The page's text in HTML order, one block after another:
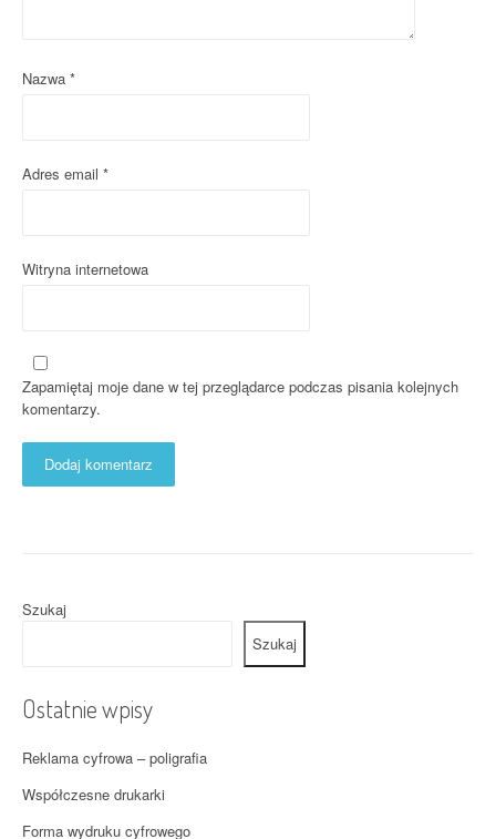
o
Nazwa *
Adres email *
Witryna internetowa
Zapamiętaj moje dane w tej przeglądarce podczas pisania kolejnych
komentarzy.
Szukaj
Szukaj
Ostatnie wpisy
Reklama cyfrowa – poligrafia
Współczesne drukarki
Forma wydruku cyfrowego